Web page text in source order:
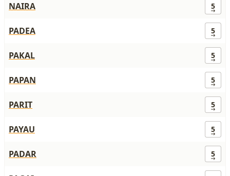
NAIRA 5
PADEA 5
PAKAL 5
PAPAN 5
PARIT 5
PAYAU 5
PADAR 5